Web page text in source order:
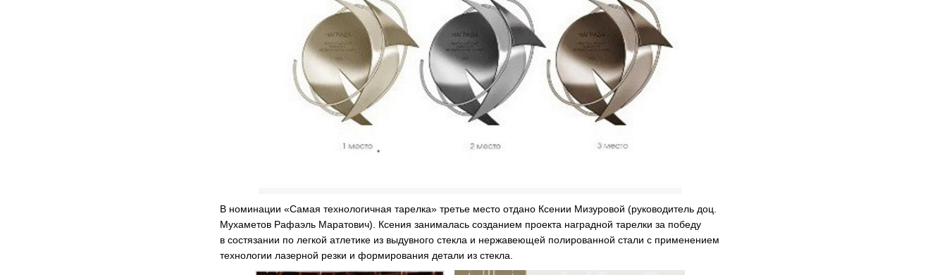
В номинации «Самая технологичная тарелка» третье место отдано Ксении Мизуровой (руководитель доц.
Мухаметов Рафаэль Маратович). Ксения занималась созданием проекта наградной тарелки за победу
в состязании по легкой атлетике из выдувного стекла и нержавеющей полированной стали с применением
технологии лазерной резки и формирования детали из стекла.